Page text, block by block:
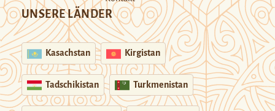
UNSERE LÄNDER
Kasachstan Kirgistan
Tadschikistan Turkmenistan